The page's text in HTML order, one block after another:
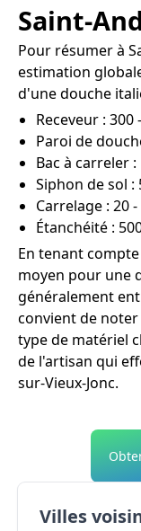
Saint-
Pour résumer à
estimation
d'une douche
Receveur : 300
Paroi de
Bac à carreler
Siphon de sol :
Carrelage : 20
Étanchéité :
En tenant
moyen pour une
généralement
convient de
type de matériel
de l'artisan qui
sur-Vieux-Jonc.
Villes